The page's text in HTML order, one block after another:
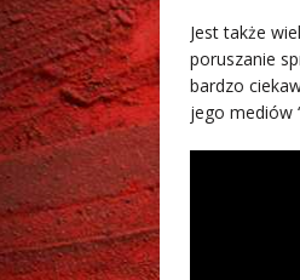
Jest także
poruszanie
bardzo
jego mediów